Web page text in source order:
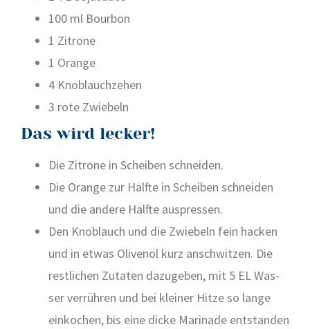
100 ml Bour­bon
1 Zitro­ne
1 Oran­ge
4 Knob­lauch­ze­hen
3 rote Zwie­beln
Das wird lecker!
Die Zitro­ne in Schei­ben schnei­den.
Die Oran­ge zur Hälf­te in Schei­ben schnei­den
und die ande­re Hälf­te aus­pres­sen.
Den Knob­lauch und die Zwie­beln fein hacken
und in etwas Oli­ven­öl kurz anschwit­zen. Die
rest­li­chen Zuta­ten dazu­ge­ben, mit 5 EL Was­
ser ver­rüh­ren und bei klei­ner Hit­ze so lan­ge
ein­ko­chen, bis eine dicke Mari­na­de ent­stan­den